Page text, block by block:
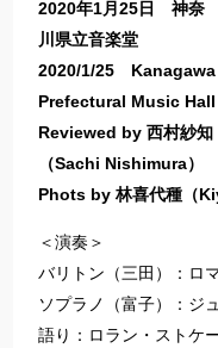
2020年1月25日 神奈
川県立音楽堂
2020/1/25 Kanagawa
Prefectural Music Hall
Reviewed by 西村紗知
（Sachi Nishimura）
Phots by 林喜代種（
＜演奏
バリトン（三田）：ロ
ソプラノ（富子）：ジ
語り：ロラン・ストケ